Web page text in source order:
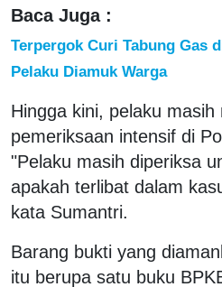
Baca Juga :
Terpergok Curi Tabung Gas
Pelaku Diamuk Warga
Hingga kini, pelaku masih
pemeriksaan intensif di
"Pelaku masih diperiksa
apakah terlibat dalam
kata Sumantri.
Barang bukti yang
itu berupa satu buku